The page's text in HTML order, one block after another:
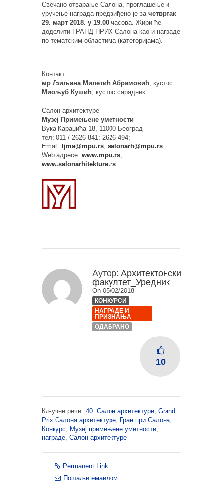
Свечано отварање Салона, проглашење и
уручење награда предвиђено је за четвртак
29. март 2018. у 19.00 часова. Жири ће
доделити ГРАНД ПРИX Салона као и награде
по тематским областима (категоријама).
Контакт:
мр Љиљана Милетић Абрамовић , кустос
Миољуб Кушић , кустос сарадник
Салон архитектуре
Музеј Примењене уметности
Вука Караџића 18, 11000 Београд
тел: 011 / 2626 841; 2626 494;
Email: ljma@mpu.rs salonarh@mpu.rs
Web адресе: www.mpu.rs
www.salonarhitekture.rs
Аутор: Архитектонски
факултет_Уредник
On 05/02/2018
КОНКУРСИ
НАГРАДЕ И
ПРИЗНАЊА
ОДАБРАНО
10
Кључне речи: 40. Салон архитектуре Grand
Prix Салона архитектуре Гран при Салона
Конкурс
Музеј примењене уметности
награде Салон архитектуре
Permanent Link
Пошаљи емаилом